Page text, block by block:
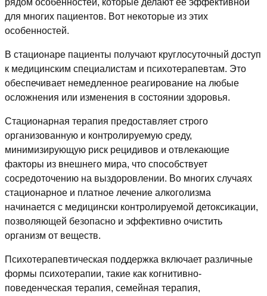
рядом особенностей, которые делают ее эффективной
для многих пациентов. Вот некоторые из этих
особенностей.
В стационаре пациенты получают круглосуточный доступ
к медицинским специалистам и психотерапевтам. Это
обеспечивает немедленное реагирование на любые
осложнения или изменения в состоянии здоровья.
Стационарная терапия предоставляет строго
организованную и контролируемую среду,
минимизирующую риск рецидивов и отвлекающие
факторы из внешнего мира, что способствует
сосредоточению на выздоровлении. Во многих случаях
стационарное и платное лечение алкоголизма
начинается с медицински контролируемой детоксикации,
позволяющей безопасно и эффективно очистить
организм от веществ.
Психотерапевтическая поддержка включает различные
формы психотерапии, такие как когнитивно-
поведенческая терапия, семейная терапия,